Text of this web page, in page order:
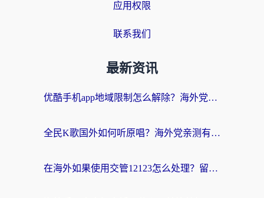
应用权限
联系我们
最新资讯
优酷手机app地域限制怎么解除？海外党亲测有效的追剧方案
全民K歌国外如何听原唱？海外党亲测有效的回国加速器选择指南
在海外如果使用交管12123怎么处理？留学生亲测有效的回国加速方案